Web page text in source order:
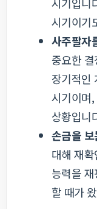
시기이기
사주팔자
중요한
장기적인
시기이며
상황입니
손금을
대해 재
능력을
할 때가